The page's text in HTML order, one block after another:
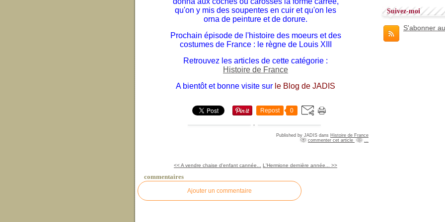
qu'on y mis des soupentes en cuir et qu'on les
orna de peinture et de dorure.
Prochain épisode de l'histoire des moeurs et des
costumes de France : le règne de Louis XIII
Retrouvez les articles de cette catégorie :
Histoire de France
A bientôt et bonne visite sur le Blog de JADIS
Repost 0
Published by JADIS dans Histoire de France
commenter cet article
<< A vendre chaise d'enfant cannée... L'Hermione dernière année... >>
commentaires
Ajouter un commentaire
Suivez-moi
S'abonner